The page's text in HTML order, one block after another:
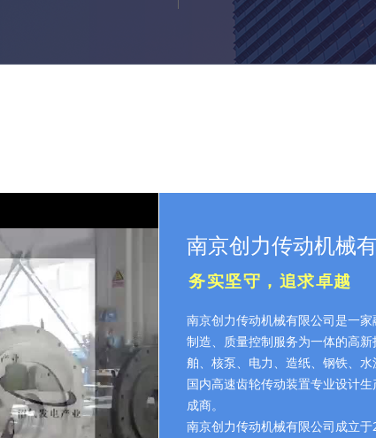
南京创力传动机械
南京创力传动机械有限公司是一
制造、质量控制服务为一体的高
舶、核泵、电力、造纸、钢铁、
国内高速齿轮传动装置专业设计
成商。
南京创力传动机械有限公司成立
务实坚守，追求卓越